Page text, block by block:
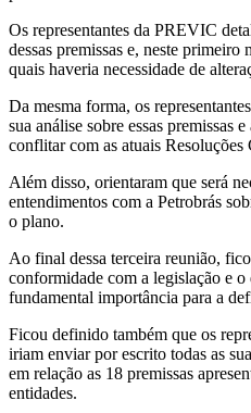
Os representantes da PREVIC
dessas premissas e, neste primeiro
quais haveria necessidade de
Da mesma forma, os
sua análise sobre essas premissas
conflitar com as atuais
Além disso, orientaram que será
entendimentos com a Petrobrás
o plano.
Ao final dessa terceira reunião,
conformidade com a legislação e o
fundamental importância para a
Ficou definido também que os
iriam enviar por escrito todas as
em relação as 18 premissas
entidades.